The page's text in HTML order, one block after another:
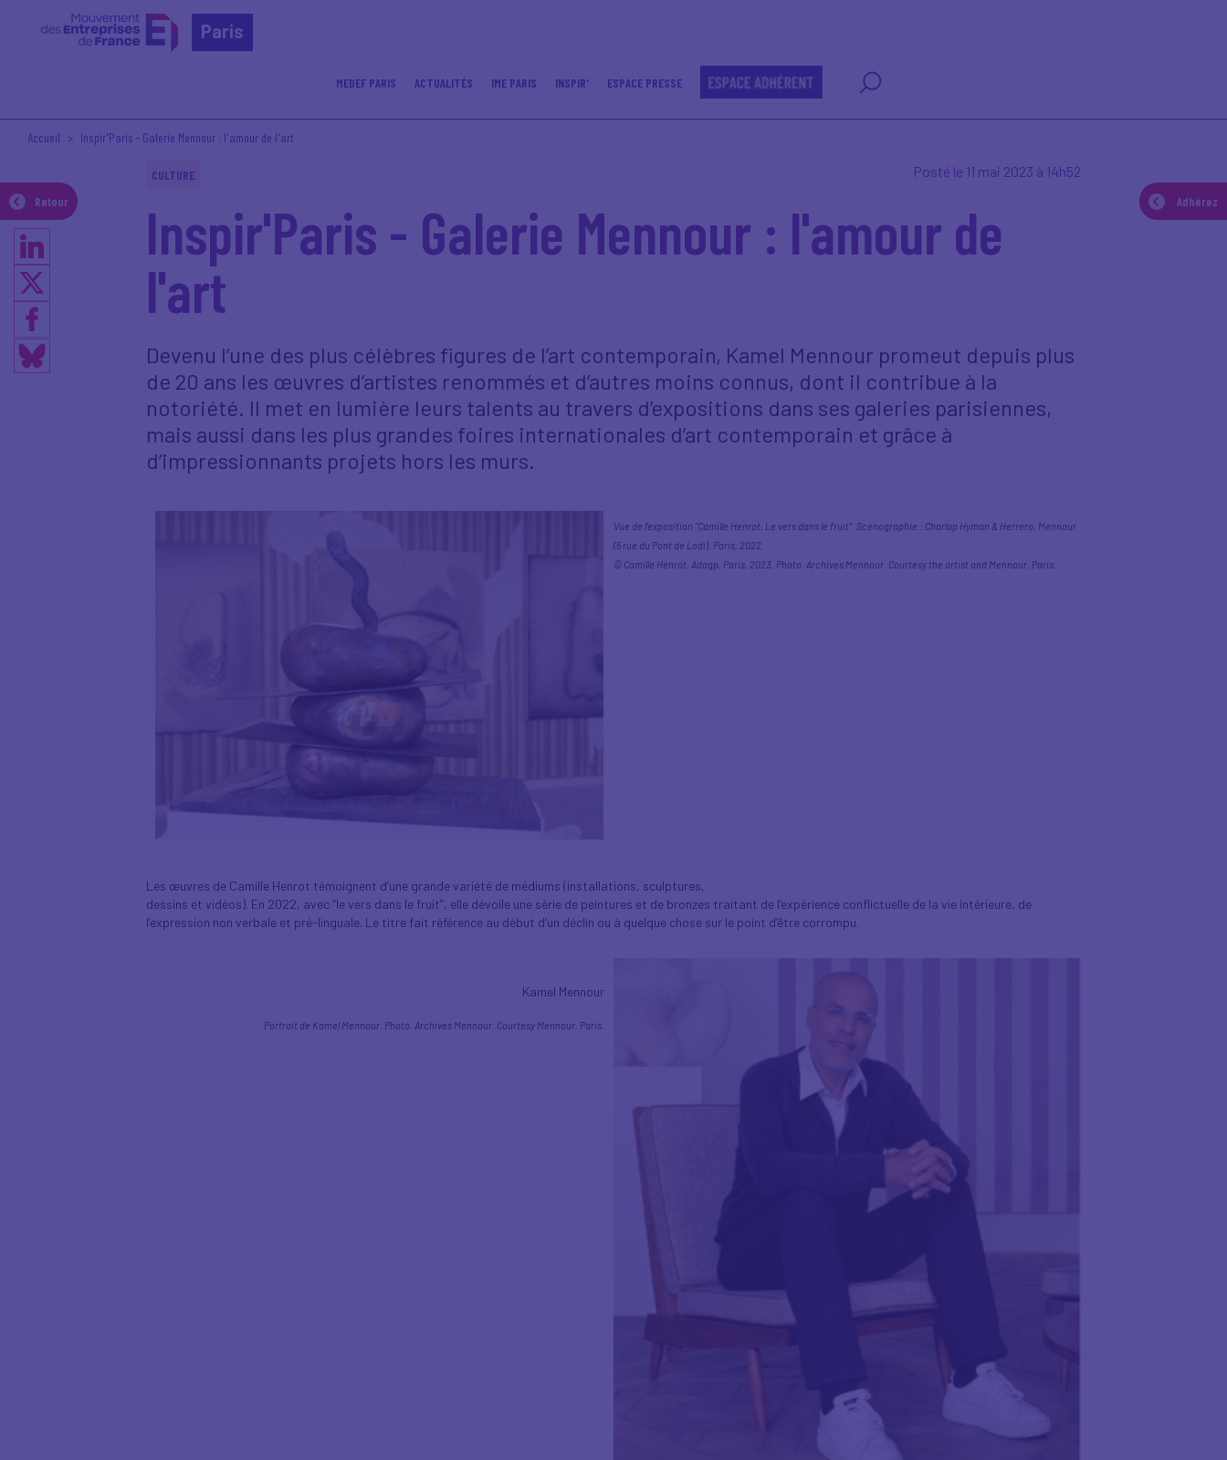
Paris
MEDEF PARIS ACTUALITÉS IME PARIS INSPIR' ESPACE PRESSE
Retour Adhérez
Accueil Inspir'Paris - Galerie Mennour : l'amour de l'art
CULTURE Posté le 11 mai 2023 à 14h52
Inspir'Paris - Galerie Mennour : l'amour de
l'art
Devenu l’une des plus célèbres figures de l’art contemporain, Kamel Mennour promeut depuis plus
de 20 ans les œuvres d’artistes renommés et d’autres moins connus, dont il contribue à la
notoriété. Il met en lumière leurs talents au travers d’expositions dans ses galeries parisiennes,
mais aussi dans les plus grandes foires internationales d’art contemporain et grâce à
d’impressionnants projets hors les murs.
Vue de l’exposition “Camille Henrot, Le vers dans le fruit”. Scénographie : Charlap Hyman & Herrero, Mennour
(5 rue du Pont de Lodi), Paris, 2022.
© Camille Henrot, Adagp, Paris, 2023. Photo. Archives Mennour. Courtesy the artist and Mennour, Paris.
Les œuvres de Camille Henrot témoignent d’une grande variété de médiums (installations, sculptures,
dessins et vidéos). En 2022, avec “le vers dans le fruit”, elle dévoile une série de peintures et de bronzes traitant de l’expérience conflictuelle de la vie intérieure, de
l’expression non verbale et pré-linguale. Le titre fait référence au début d’un déclin ou à quelque chose sur le point d’être corrompu.
Kamel Mennour
Portrait de Kamel Mennour. Photo. Archives Mennour. Courtesy Mennour, Paris.